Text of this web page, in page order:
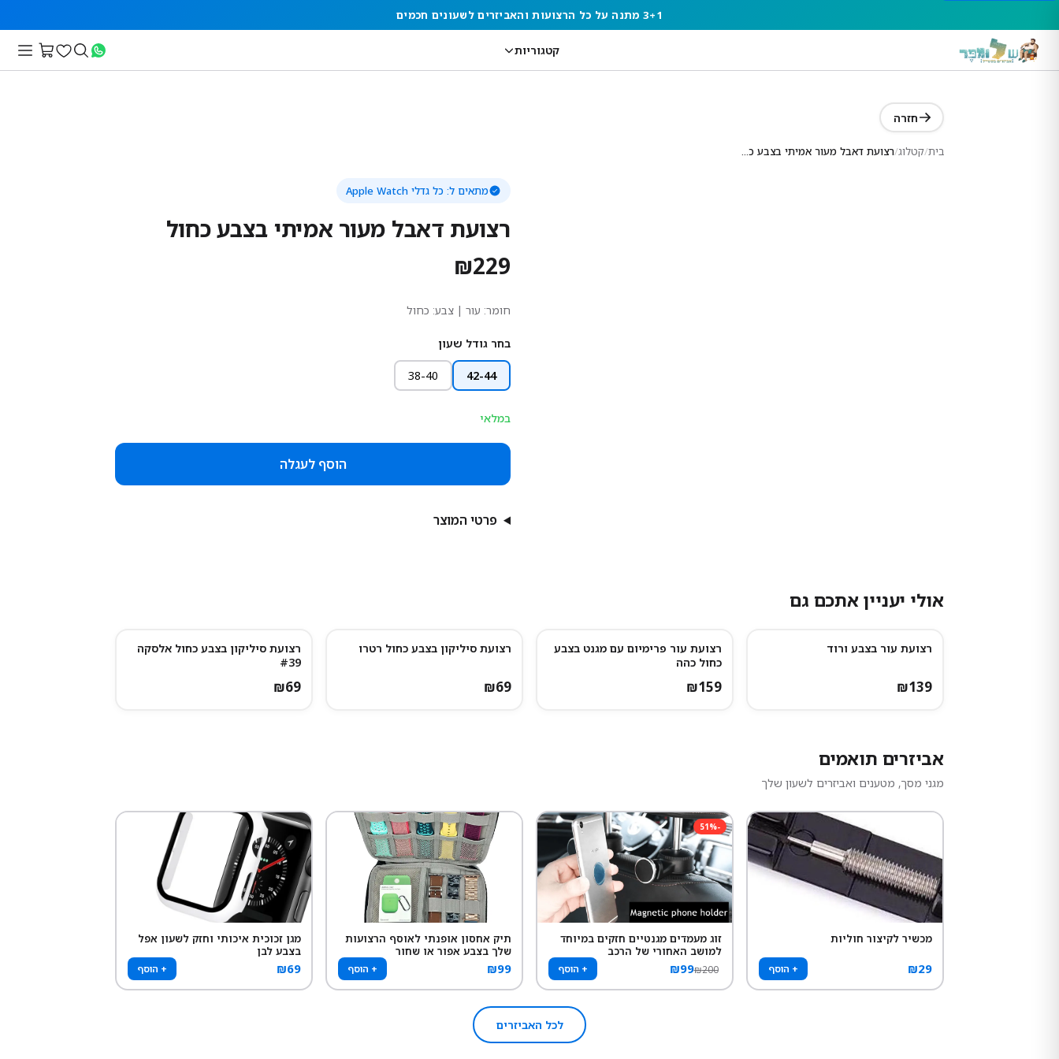
3+1 מתנה על כל הרצועות והאביזרים לשעונים חכמים
קטגוריות
חזרה
בית/קטלוג/ רצועת דאבל מעור אמיתי בצבע כחול
מתאים ל: כל גדלי Apple Watch
רצועת דאבל מעור אמיתי בצבע כחול
₪229
חומר: עור | צבע: כחול
בחר גודל שעון
42-44
38-40
במלאי
הוסף לעגלה
פרטי המוצר
אולי יעניין אתכם גם
נותרו מעט
רצועת עור בצבע ורוד
₪139
רצועת עור פרימיום עם מגנט בצבע
כחול כהה
₪159
רצועת סיליקון בצבע כחול רטרו
₪69
רצועת סיליקון בצבע כחול אלסקה
#39
₪69
אביזרים תואמים
מגני מסך, מטענים ואביזרים לשעון שלך
מכשיר לקיצור חוליות
₪29 + הוסף
-
51%
זוג מעמדים מגנטיים חזקים במיוחד
למושב האחורי של הרכב
₪99₪200 + הוסף
תיק אחסון אופנתי לאוסף הרצועות
שלך בצבע אפור או שחור
₪99 + הוסף
מגן זכוכית איכותי וחזק לשעון אפל
בצבע לבן
₪69 + הוסף
לכל האביזרים